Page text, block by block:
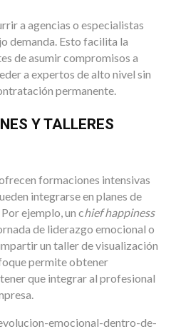
a agencias o especialistas
demanda. Esto facilita la
de asumir compromisos a
a expertos de alto nivel sin
permanente.
Y TALLERES
formaciones intensivas
integrarse en planes de
ejemplo, un chief happiness
de liderazgo emocional o
un taller de visualización
permite obtener
que integrar al profesional